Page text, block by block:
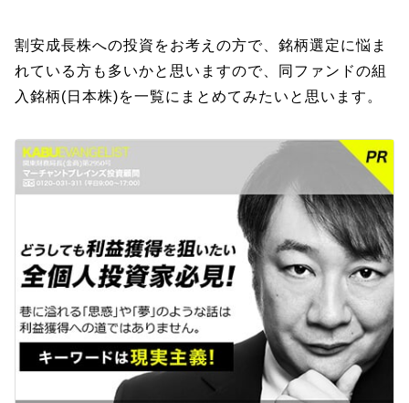
割安成長株への投資をお考えの方で、銘柄選定に悩ま
れている方も多いかと思いますので、同ファンドの組
入銘柄(日本株)を一覧にまとめてみたいと思います。